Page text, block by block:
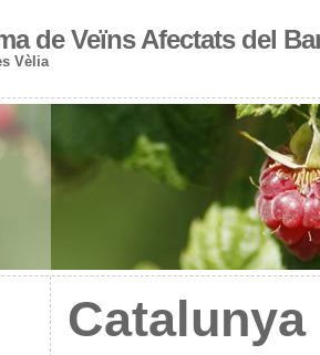
de Veïns Afectats del
Vèlia